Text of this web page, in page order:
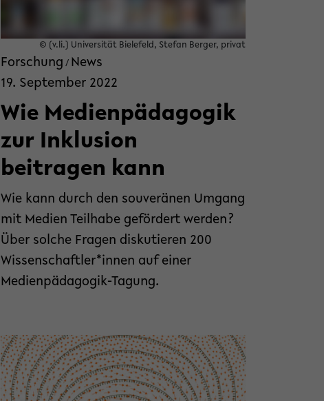
© (v.li.) Universität Bielefeld, Stefan Berger, privat
Forschung / News
19. September 2022
Wie Medienpädagogik
zur Inklusion
beitragen kann
Wie kann durch den souveränen Umgang
mit Medien Teilhabe gefördert werden?
Über solche Fragen diskutieren 200
Wissenschaftler*innen auf einer
Medienpädagogik-Tagung.